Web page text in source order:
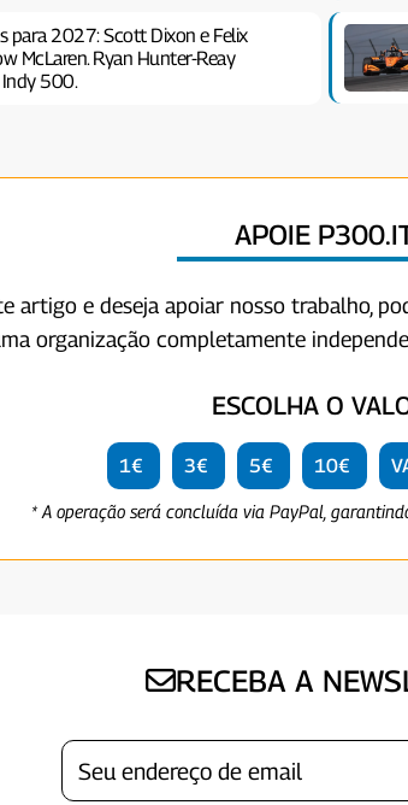
para 2027: Scott Dixon e Felix
McLaren. Ryan Hunter-Reay
Indy 500.
APOIE
artigo e deseja apoiar nosso trabalho,
organização completamente
ESCOLHA O
1€ 3€ 5€ 10€
* A operação será concluída via PayPal,
RECEBA A